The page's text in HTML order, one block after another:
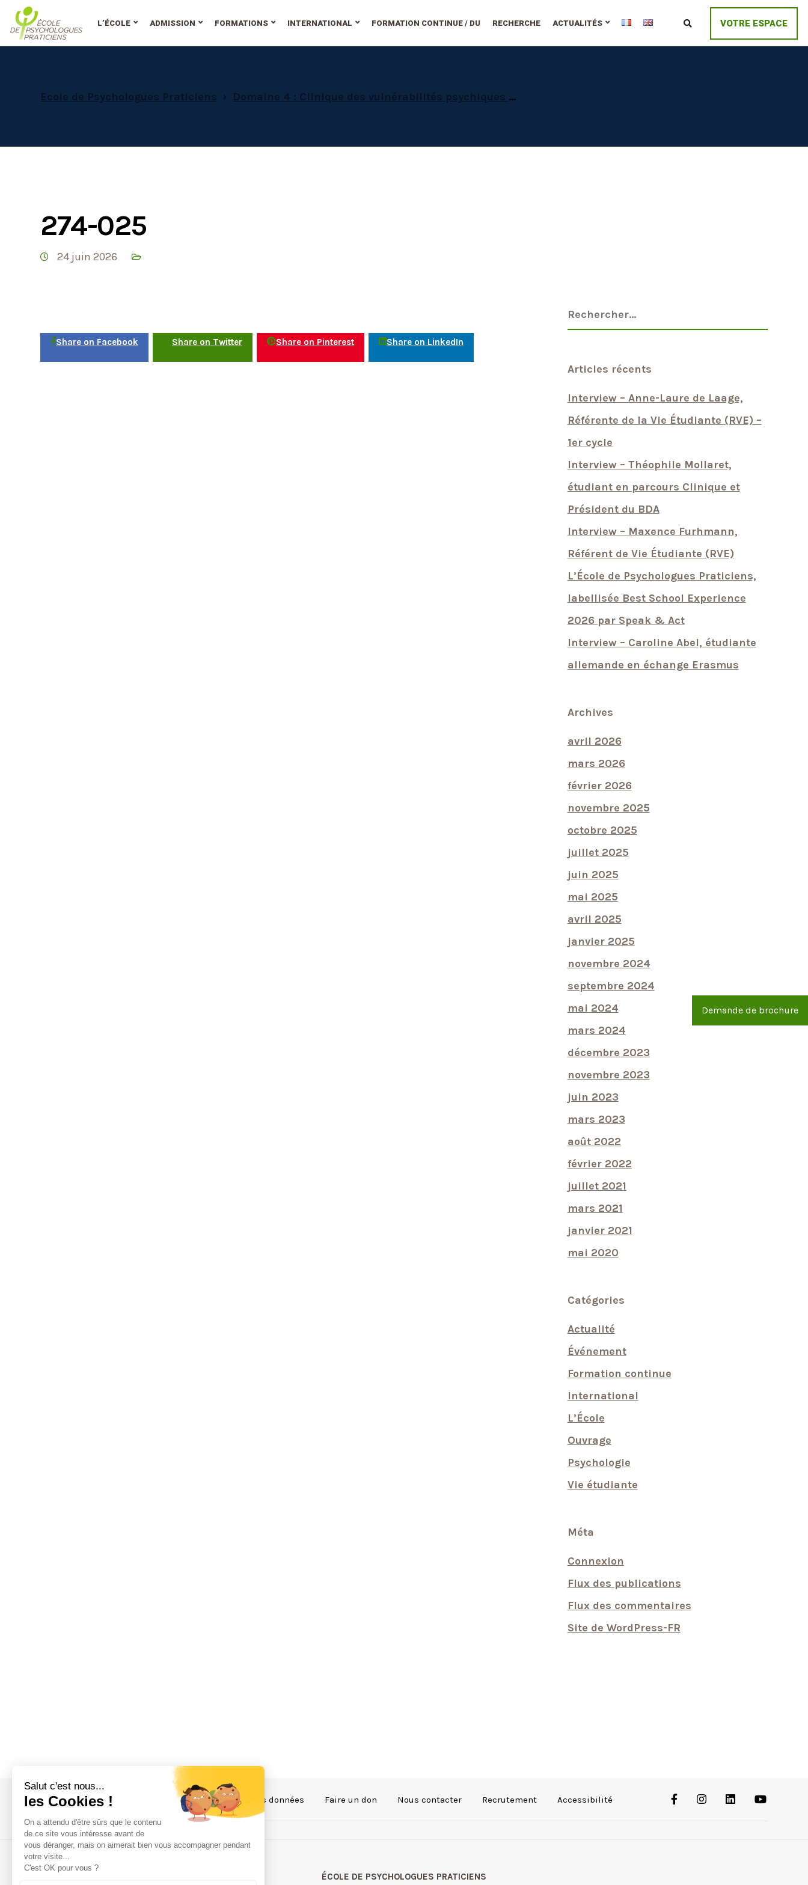
contenu
L’ÉCOLE ADMISSION FORMATIONS INTERNATIONAL FORMATION CONTINUE / DU RECHERCHE ACTUALITÉS VOTRE ESPACE
Ecole de Psychologues Praticiens Domaine 4 : Clinique des vulnérabilités psychiques et troubles contemporains
274-025
24 juin 2026
Share on Facebook Share on Twitter Share on Pinterest Share on LinkedIn
Articles récents
Interview – Anne-Laure de Laage,
Référente de la Vie Étudiante (RVE) –
1er cycle
Interview – Théophile Mollaret,
étudiant en parcours Clinique et
Président du BDA
Interview – Maxence Furhmann,
Référent de Vie Étudiante (RVE)
L’École de Psychologues Praticiens,
labellisée Best School Experience
2026 par Speak & Act
Interview – Caroline Abel, étudiante
allemande en échange Erasmus
Archives
avril 2026
mars 2026
février 2026
novembre 2025
octobre 2025
juillet 2025
juin 2025
mai 2025
avril 2025
janvier 2025
novembre 2024
septembre 2024
mai 2024
mars 2024
décembre 2023
novembre 2023
juin 2023
mars 2023
août 2022
février 2022
juillet 2021
mars 2021
janvier 2021
mai 2020
Catégories
Actualité
Événement
Formation continue
International
L’École
Ouvrage
Psychologie
Vie étudiante
Méta
Connexion
Flux des publications
Flux des commentaires
Site de WordPress-FR
Plan du site Mentions légales Protection des données Faire un don Nous contacter Recrutement Accessibilité
ÉCOLE DE PSYCHOLOGUES PRATICIENS
Demande de brochure